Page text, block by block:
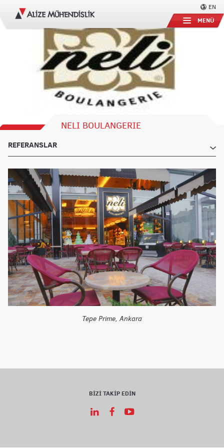
EN
MENÜ
NELI BOULANGERIE
REFERANSLAR
Tepe Prime, Ankara
BİZİ TAKİP EDİN